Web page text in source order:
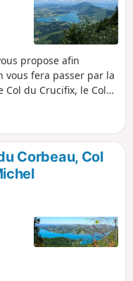
propose afin
vous fera passer par la
Col du Crucifix, le Col
François Ier. De
une vue finale
Belledonnes, un
Corbeau, Col